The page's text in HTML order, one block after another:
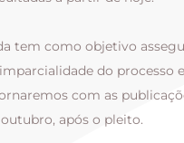
tem como objetivo
do processo
com as
outubro, após o pleito.